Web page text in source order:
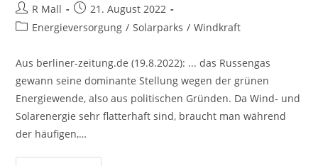
Beitrags-
Autor:
R Mall
Beitrag
veröffentlicht:
21. August 2022
Beitrags-
Energieversorgung / Solarparks / Windkraft
Aus berliner-zeitung.de (19.8.2022): ... das Russengas
gewann seine dominante Stellung wegen der grünen
Energiewende, also aus politischen Gründen. Da Wind- und
Solarenergie sehr flatterhaft sind, braucht man während
der häufigen,…